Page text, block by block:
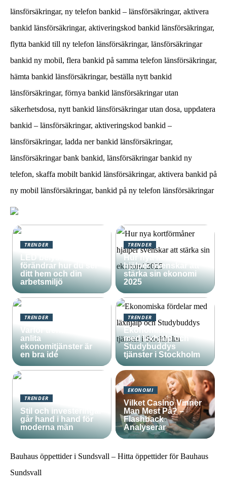
länsförsäkringar, ny telefon bankid – länsförsäkringar, aktivera
bankid länsförsäkringar, aktiveringskod bankid länsförsäkringar,
flytta bankid till ny telefon länsförsäkringar, länsförsäkringar
bankid ny mobil, flera bankid på samma telefon länsförsäkringar,
hämta bankid länsförsäkringar, beställa nytt bankid
länsförsäkringar, förnya bankid länsförsäkringar utan
säkerhetsdosa, nytt bankid länsförsäkringar utan dosa, uppdatera
bankid – länsförsäkringar, aktiveringskod bankid –
länsförsäkringar, ladda ner bankid länsförsäkringar,
länsförsäkringar bank bankid, länsförsäkringar bankid ny
telefon, skaffa mobilt bankid länsförsäkringar, aktivera bankid på
ny mobil länsförsäkringar, bankid på ny telefon länsförsäkringar
TRENDER
LED belysning som
förändrar hur du ser
ditt hem och din
arbetsmiljö
TRENDER
Hur nya kortförmåner
hjälper svenskar att
stärka sin ekonomi
2025
TRENDER
Varför trenden att
anlita
ekonomitjänster är
en bra idé
TRENDER
Ekonomiska fördelar
med läxhjälp och
Studybuddys
tjänster i Stockholm
TRENDER
Stil och investeringar
går hand i hand för
moderna män
EKONOMI
Vilket Casino Vinner
Man Mest På? –
Flashback
Analyserar
Bauhaus öppettider i Sundsvall – Hitta öppettider för Bauhaus
Sundsvall